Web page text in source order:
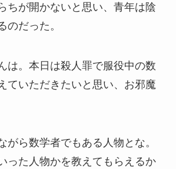
ちが開かないと思い、青年は陰
のだった。
は。本日は殺人罪で服役中の数
ていただきたいと思い、お邪魔
がら数学者でもある人物とな。
った人物かを教えてもらえるか